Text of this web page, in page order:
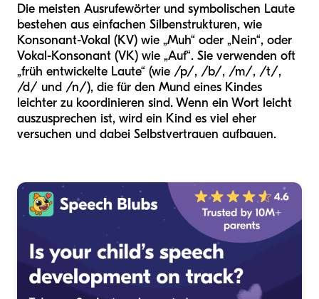
Die meisten Ausrufewörter und symbolischen Laute
bestehen aus einfachen Silbenstrukturen, wie
Konsonant-Vokal (KV) wie „Muh“ oder „Nein“, oder
Vokal-Konsonant (VK) wie „Auf“. Sie verwenden oft
„früh entwickelte Laute“ (wie /p/, /b/, /m/, /t/,
/d/ und /n/), die für den Mund eines Kindes
leichter zu koordinieren sind. Wenn ein Wort leicht
auszusprechen ist, wird ein Kind es viel eher
versuchen und dabei Selbstvertrauen aufbauen.